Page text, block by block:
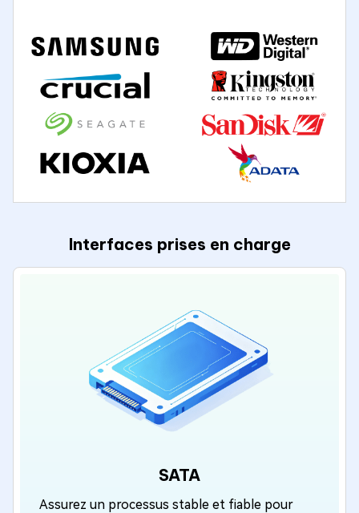
Interfaces prises en charge
SATA
Assurez un processus stable et fiable pour